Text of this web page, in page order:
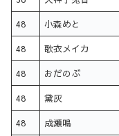
48 小森めと
48 歌衣メイカ
48 おだのぶ
48 黛灰
48 成瀬鳴